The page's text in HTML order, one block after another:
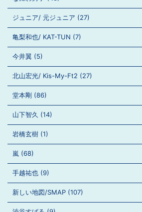
ジュニア/ 元ジュニア (27)
亀梨和也/ KAT-TUN (7)
今井翼 (5)
北山宏光/ Kis-My-Ft2 (27)
堂本剛 (86)
山下智久 (14)
岩橋玄樹 (1)
嵐 (68)
手越祐也 (9)
新しい地図/SMAP (107)